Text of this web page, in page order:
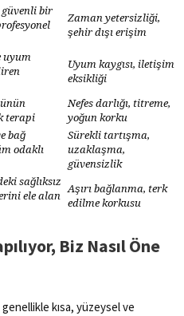
bir
Zaman yetersizliği,
şehir dışı erişim
uyum
Uyum kaygısı, iletişim
eksikliği
terapi
Nefes darlığı, titreme,
yoğun korku
bağ
odaklı
Sürekli tartışma,
uzaklaşma,
güvensizlik
sağlıksız
ele alan
Aşırı bağlanma, terk
edilme korkusu
Biz Nasıl Öne
kısa, yüzeysel ve